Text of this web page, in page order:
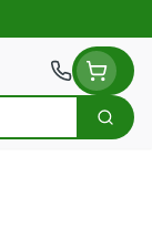
Zoek